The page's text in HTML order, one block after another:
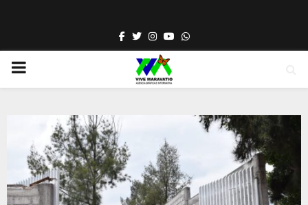
Facebook
TwitterInstagram
YoutubeWhatsapp
PRIMARY